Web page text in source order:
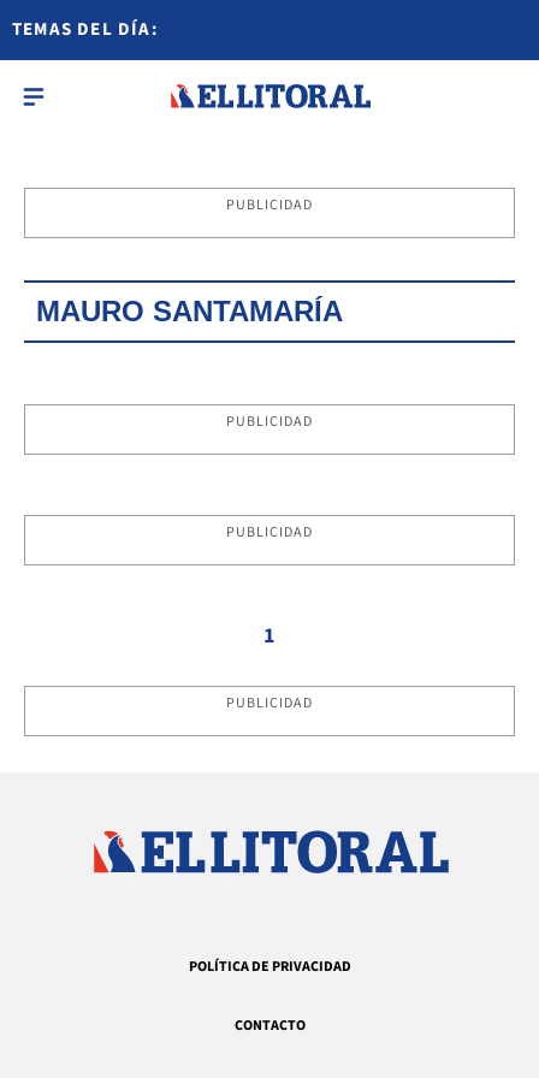
TEMAS DEL DÍA:
PUBLICIDAD
MAURO SANTAMARÍA
PUBLICIDAD
PUBLICIDAD
1
PUBLICIDAD
POLÍTICA DE PRIVACIDAD
CONTACTO